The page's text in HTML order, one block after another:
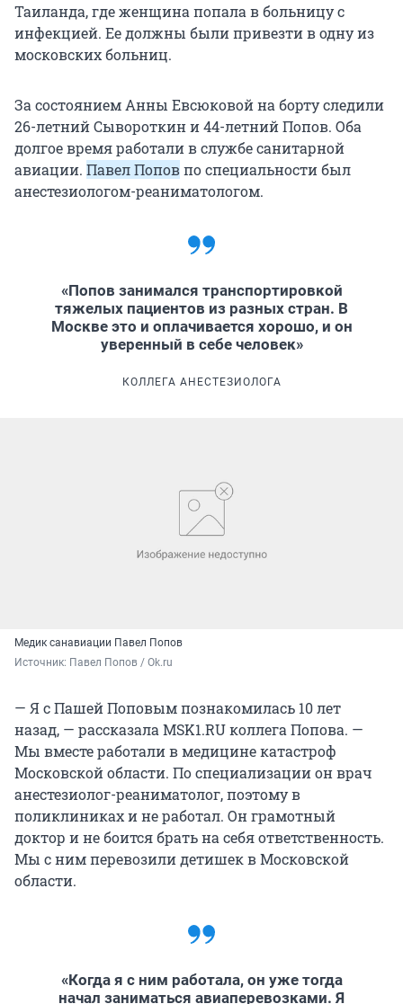
Таиланда, где женщина попала в больницу с
инфекцией. Ее должны были привезти в одну из
московских больниц.
За состоянием Анны Евсюковой на борту следили
26-летний Сывороткин и 44-летний Попов. Оба
долгое время работали в службе санитарной
авиации. Павел Поповпо специальности был
анестезиологом-реаниматологом.
«Попов занимался транспортировкой
тяжелых пациентов из разных стран. В
Москве это и оплачивается хорошо, и он
уверенный в себе человек»
КОЛЛЕГА АНЕСТЕЗИОЛОГА
Медик санавиации Павел Попов
Источник: Павел Попов / Ok.ru
— Я с Пашей Поповым познакомилась 10 лет
назад, — рассказала MSK1.RU коллега Попова. —
Мы вместе работали в медицине катастроф
Московской области. По специализации он врач
анестезиолог-реаниматолог, поэтому в
поликлиниках и не работал. Он грамотный
доктор и не боится брать на себя ответственность.
Мы с ним перевозили детишек в Московской
области.
«Когда я с ним работала, он уже тогда
начал заниматься авиаперевозками. Я